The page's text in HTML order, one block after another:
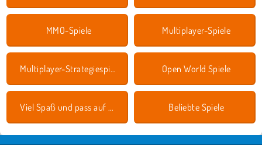
MMO-Spiele Multiplayer-Spiele
Multiplayer-Strategiespiele Open World Spiele
Viel Spaß und pass auf dich auf! Beliebte Spiele